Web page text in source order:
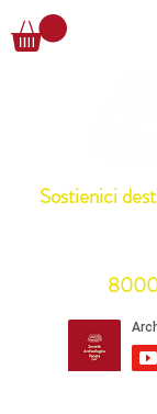
Sostienici